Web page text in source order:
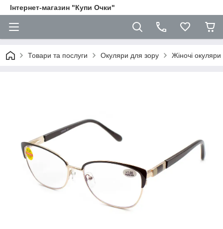
Iнтернет-магазин "Купи Очки"
Товари та послуги Окуляри для зору Жіночі